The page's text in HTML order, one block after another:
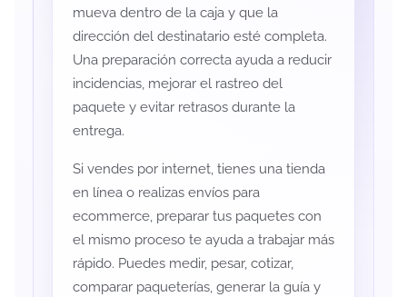
mueva dentro de la caja y que la
dirección del destinatario esté completa.
Una preparación correcta ayuda a reducir
incidencias, mejorar el rastreo del
paquete y evitar retrasos durante la
entrega.
Si vendes por internet, tienes una tienda
en línea o realizas envíos para
ecommerce, preparar tus paquetes con
el mismo proceso te ayuda a trabajar más
rápido. Puedes medir, pesar, cotizar,
comparar paqueterías, generar la guía y